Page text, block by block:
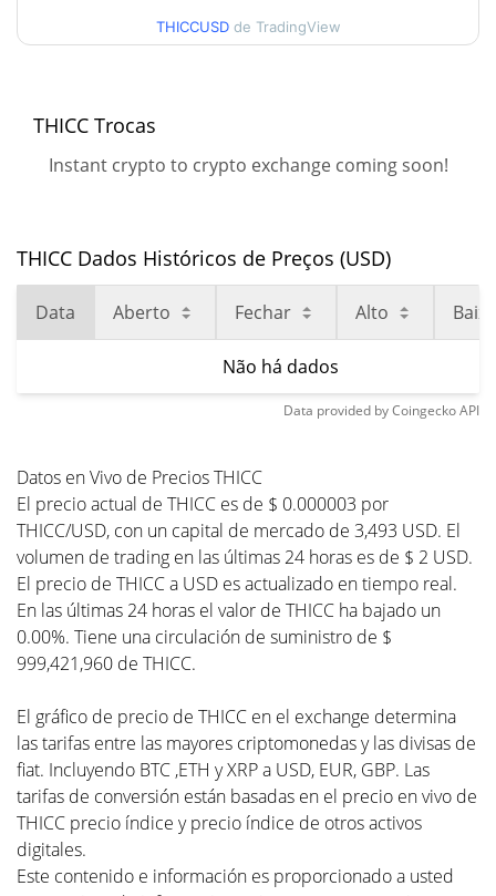
THICCUSD de TradingView
THICC Trocas
Instant crypto to crypto exchange coming soon!
THICC Dados Históricos de Preços (USD)
Data Aberto Fechar Alto
Não há dados
Data provided byCoingeckoAPI
Datos en Vivo de Precios THICC
El precio actual de THICC es de $ 0.000003 por
THICC/USD, con un capital de mercado de 3,493 USD. El
volumen de trading en las últimas 24 horas es de $ 2 USD.
El precio de THICC a USD es actualizado en tiempo real.
En las últimas 24 horas el valor de THICC ha bajado un
0.00%. Tiene una circulación de suministro de $
999,421,960 de THICC.
El gráfico de precio de THICC en el exchange determina
las tarifas entre las mayores criptomonedas y las divisas de
fiat. Incluyendo BTC ,ETH y XRP a USD, EUR, GBP. Las
tarifas de conversión están basadas en el precio en vivo de
THICC precio índice y precio índice de otros activos
digitales.
Este contenido e información es proporcionado a usted